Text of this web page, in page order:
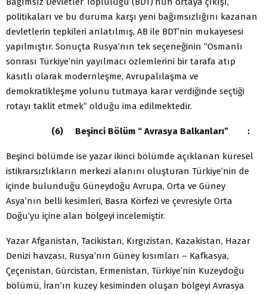
politikaları ve bu duruma karşı yeni bağımsızlığını kazanan
devletlerin tepkileri anlatılmış, AB ile BDT’nin mukayesesi
yapılmıştır. Sonuçta Rusya’nın tek seçeneğinin “Osmanlı
sonrası Türkiye’nin yayılmacı özlemlerini bir tarafa atıp
kasıtlı olarak modernleşme, Avrupalılaşma ve
demokratikleşme yolunu tutmaya karar verdiğinde seçtiği
rotayı taklit etmek” olduğu ima edilmektedir.
(6) Beşinci Bölüm “ Avrasya Balkanları” :
Beşinci bölümde ise yazar ikinci bölümde açıklanan küresel
istikrarsızlıkların merkezi alanını oluşturan Türkiye’nin de
içinde bulunduğu Güneydoğu Avrupa, Orta ve Güney
Asya’nın belli kesimleri, Basra Körfezi ve çevresiyle Orta
Doğu’yu içine alan bölgeyi incelemiştir.
Yazar Afganistan, Tacikistan, Kırgızistan, Kazakistan, Hazar
Denizi havzası, Rusya’nın Güney kısımları – Kafkasya,
Çeçenistan, Gürcistan, Ermenistan, Türkiye’nin Kuzeydoğu
bölümü, İran’ın kuzey kesiminden oluşan bölgeyi Avrasya